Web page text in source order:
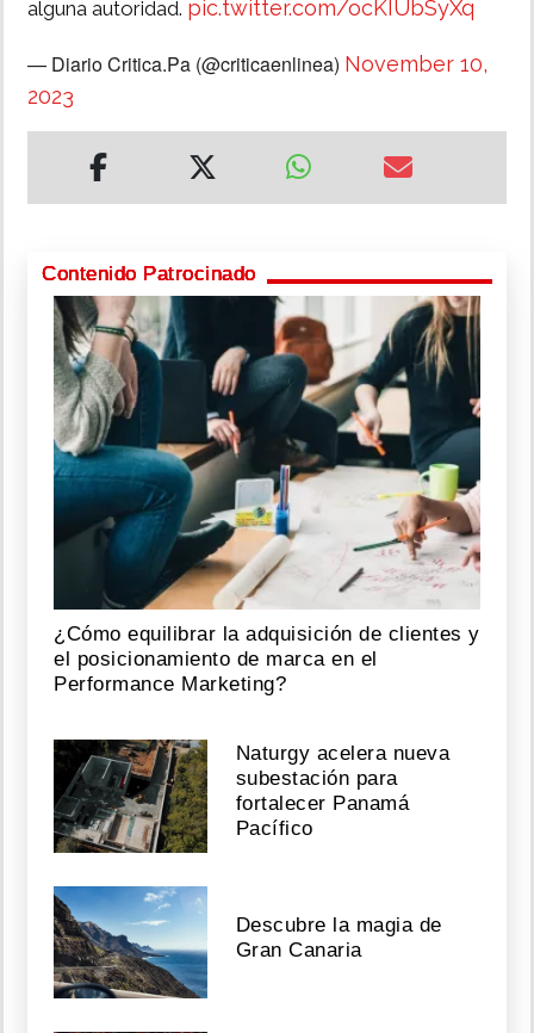
alguna autoridad. pic.twitter.com/ocKIUbSyXq
— Diario Critica.Pa (@criticaenlinea) November 10,
2023
Contenido Patrocinado
¿Cómo equilibrar la adquisición de clientes y
el posicionamiento de marca en el
Performance Marketing?
Naturgy acelera nueva
subestación para
fortalecer Panamá
Pacífico
Descubre la magia de
Gran Canaria